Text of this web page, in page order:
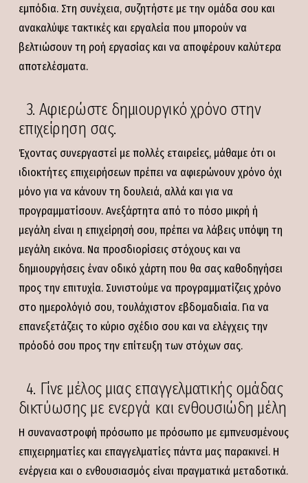
εμπόδια. Στη συνέχεια, συζητήστε με την ομάδα σου και
ανακαλύψε τακτικές και εργαλεία που μπορούν να
βελτιώσουν τη ροή εργασίας και να αποφέρουν καλύτερα
αποτελέσματα.
3. Αφιερώστε δημιουργικό χρόνο στην
επιχείρηση σας.
Έχοντας συνεργαστεί με πολλές εταιρείες, μάθαμε ότι οι
ιδιοκτήτες επιχειρήσεων πρέπει να αφιερώνουν χρόνο όχι
μόνο για να κάνουν τη δουλειά, αλλά και για να
προγραμματίσουν. Ανεξάρτητα από το πόσο μικρή ή
μεγάλη είναι η επιχείρησή σου, πρέπει να λάβεις υπόψη τη
μεγάλη εικόνα. Να προσδιορίσεις στόχους και να
δημιουργήσεις έναν οδικό χάρτη που θα σας καθοδηγήσει
προς την επιτυχία. Συνιστούμε να προγραμματίζεις χρόνο
στο ημερολόγιό σου, τουλάχιστον εβδομαδιαία. Για να
επανεξετάζεις το κύριο σχέδιο σου και να ελέγχεις την
πρόοδό σου προς την επίτευξη των στόχων σας.
4. Γίνε μέλος μιας επαγγελματικής ομάδας
δικτύωσης με ενεργά και ενθουσιώδη μέλη
Η συναναστροφή πρόσωπο με πρόσωπο με εμπνευσμένους
επιχειρηματίες και επαγγελματίες πάντα μας παρακινεί. Η
ενέργεια και ο ενθουσιασμός είναι πραγματικά μεταδοτικά.